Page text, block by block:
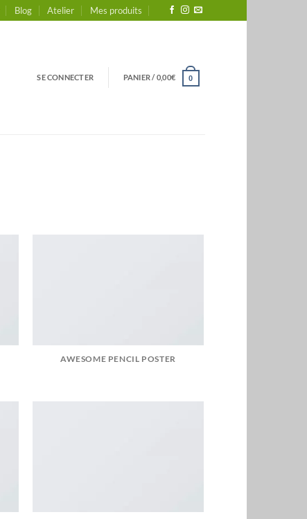
Blog Atelier Mes produits
SE CONNECTER PANIER /0,00€ 0
AWESOME PENCIL POSTER